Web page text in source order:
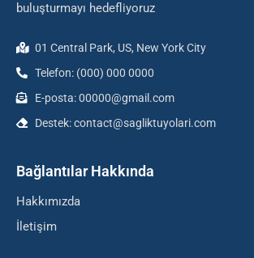
buluşturmayı hedefliyoruz
01 Central Park, US, New York City
Telefon: (000) 000 0000
E-posta: 00000@gmail.com
Destek: contact@sagliktuyolari.com
Bağlantılar Hakkında
Hakkımızda
İletişim